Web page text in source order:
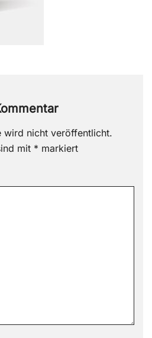
wird nicht veröffentlicht.
mit * markiert